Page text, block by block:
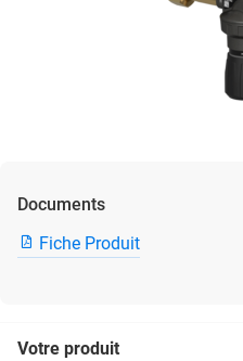
Documents
Fiche Produit
Votre produit